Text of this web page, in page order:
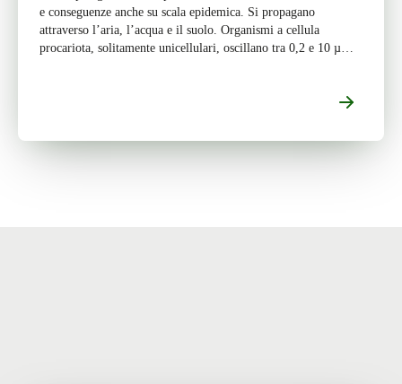
e conseguenze anche su scala epidemica. Si propagano
attraverso l’aria, l’acqua e il suolo. Organismi a cellula
procariota, solitamente unicellulari, oscillano tra 0,2 e 10 µm e